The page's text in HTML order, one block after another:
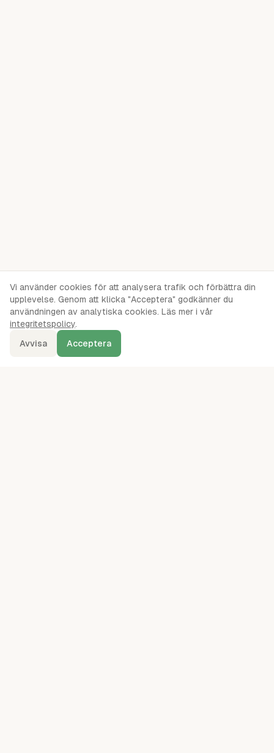
Vi använder cookies för att analysera trafik och förbättra din
upplevelse. Genom att klicka "Acceptera" godkänner du
användningen av analytiska cookies. Läs mer i vår
integritetspolicy.
Avvisa
Acceptera